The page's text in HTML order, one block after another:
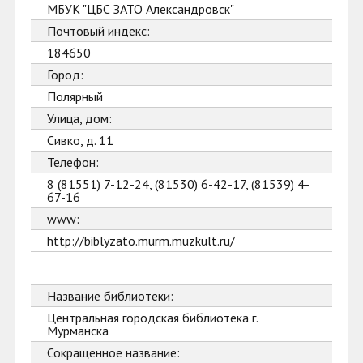
МБУК "ЦБС ЗАТО Александровск"
Почтовый индекс:
184650
Город:
Полярный
Улица, дом:
Сивко, д. 11
Телефон:
8 (81551) 7-12-24, (81530) 6-42-17, (81539) 4-
67-16
www:
http://biblyzato.murm.muzkult.ru/
Название библиотеки:
Центральная городская библиотека г.
Мурманска
Сокращенное название: